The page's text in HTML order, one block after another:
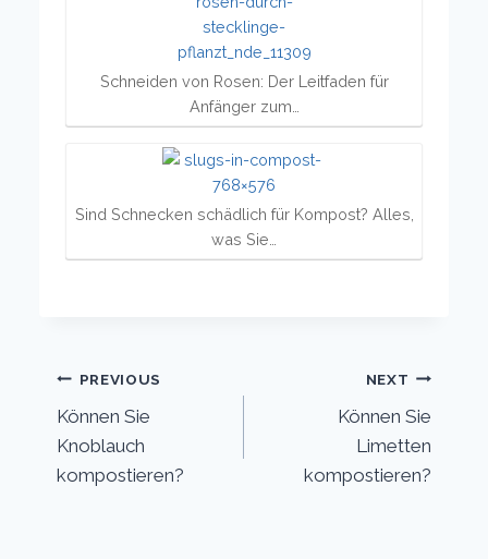
Schneiden von Rosen: Der Leitfaden für
Anfänger zum…
Sind Schnecken schädlich für Kompost? Alles,
was Sie…
Post
navigation
PREVIOUS
Können Sie
Knoblauch
kompostieren?
NEXT
Können Sie
Limetten
kompostieren?